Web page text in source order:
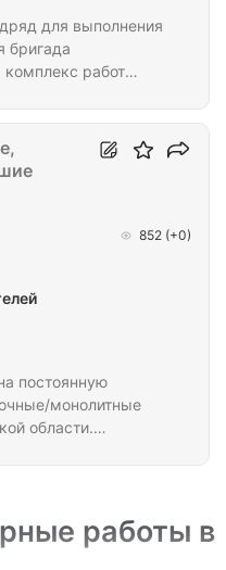
для выполнения
бригада
комплекс работ
постоянную
монолитные
области.
человек на
указаны во
питание,
852 (+0)
работы в